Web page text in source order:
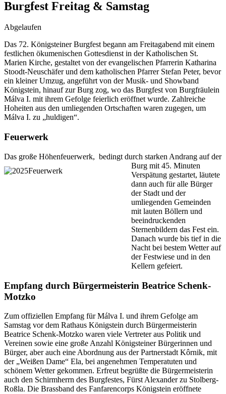
Burgfest Freitag & Samstag
Abgelaufen
Das 72. Königsteiner Burgfest begann am Freitagabend mit einem
festlichen ökumenischen Gottesdienst in der Katholischen St.
Marien Kirche, gestaltet von der evangelischen Pfarrerin Katharina
Stoodt-Neuschäfer und dem katholischen Pfarrer Stefan Peter, bevor
ein kleiner Umzug, angeführt von der Musik- und Showband
Königstein, hinauf zur Burg zog, wo das Burgfest von Burgfräulein
Málva I. mit ihrem Gefolge feierlich eröffnet wurde. Zahlreiche
Hoheiten aus den umliegenden Ortschaften waren zugegen, um
Málva I. zu „huldigen“.
Feuerwerk
Das große Höhenfeuerwerk, bedingt durch starken Andrang auf der
Burg mit 45. Minuten
Verspätung gestartet, läutete
dann auch für alle Bürger
der Stadt und der
umliegenden Gemeinden
mit lauten Böllern und
beeindruckenden
Sternenbildern das Fest ein.
Danach wurde bis tief in die
Nacht bei bestem Wetter auf
der Festwiese und in den
Kellern gefeiert.
Empfang durch Bürgermeisterin Beatrice Schenk-
Motzko
Zum offiziellen Empfang für Málva I. und ihrem Gefolge am
Samstag vor dem Rathaus Königstein durch Bürgermeisterin
Beatrice Schenk-Motzko waren viele Vertreter aus Politik und
Vereinen sowie eine große Anzahl Königsteiner Bürgerinnen und
Bürger, aber auch eine Abordnung aus der Partnerstadt Kôrnik, mit
der „Weißen Dame“ Ela, bei angenehmen Temperatuten und
schönem Wetter gekommen. Erfreut begrüßte die Bürgermeisterin
auch den Schirmherrn des Burgfestes, Fürst Alexander zu Stolberg-
Roßla. Die Brassband des Fanfarencorps Königstein eröffnete